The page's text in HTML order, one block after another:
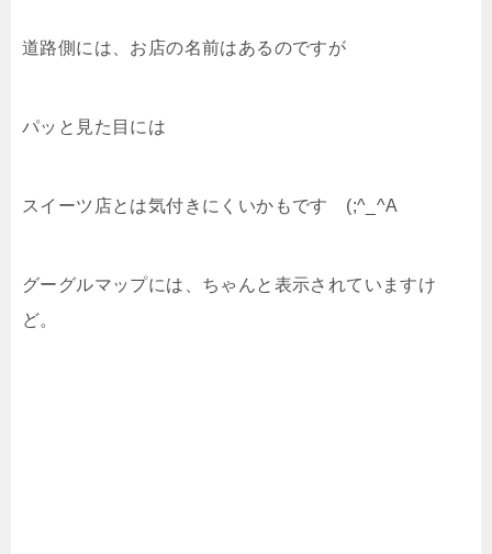
道路側には、お店の名前はあるのですが
パッと見た目には
スイーツ店とは気付きにくいかもです (;^_^A
グーグルマップには、ちゃんと表示されていますけ
ど。